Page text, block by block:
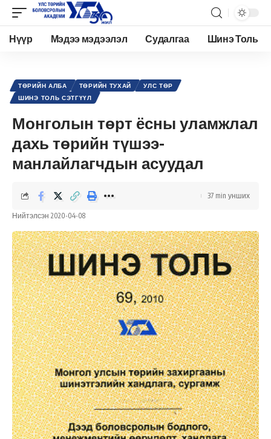
Нүүр Мэдээ мэдээлэл Судалгаа Шинэ Толь
ТӨРИЙН АЛБА ТӨРИЙН ТУХАЙ
УЛС ТӨР
ШИНЭ ТОЛЬ СЭТГҮҮЛ
Монголын төрт ёсны уламжлал
дахь төрийн түшээ-
манлайлагчдын асуудал
Нийтэлсэн 2020-04-08
37 min унших